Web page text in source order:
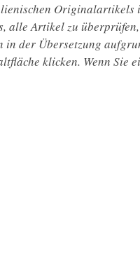
Originalartikels
alle Artikel zu
in der Übersetzung
klicken. Wenn Sie